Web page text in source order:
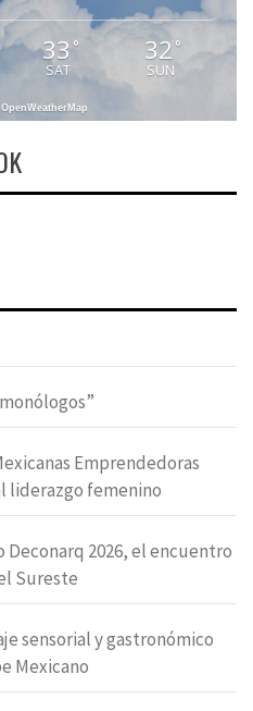
33 °
SAT
32 °
SUN
Emprendedoras
liderazgo femenino
Deconarq 2026, el encuentro
Sureste
sensorial y gastronómico
Mexicano